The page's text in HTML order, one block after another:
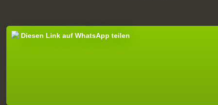
Diesen Link auf WhatsApp teilen